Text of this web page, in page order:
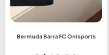
Bermuda Barra FC Onisports